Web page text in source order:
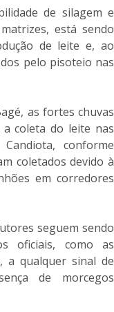
de silagem e
está sendo
de leite e, ao
pelo pisoteio nas
as fortes chuvas
coleta do leite nas
conforme
coletados devido à
em corredores
seguem sendo
oficiais, como as
a qualquer sinal de
de morcegos